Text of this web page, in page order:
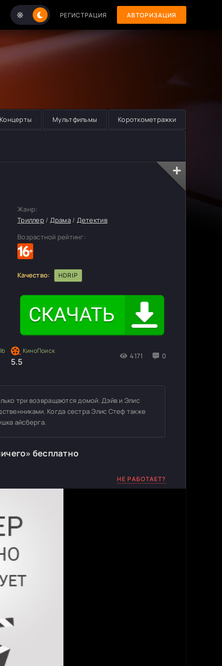
РЕГИСТРАЦИЯ АВТОРИЗАЦИЯ
Концерты Мультфильмы Короткометражки
5.5
4171 0
Жанр:
Триллер/ Драма/ Детектив
Возрастной рейтинг:
Качество: HDRIP
три возвращаются домой. Дэйв и Элис
Когда сестра Элис Стеф также
айсберга.
бесплатно
НЕ РАБОТАЕТ?